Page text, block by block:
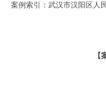
案例索引：武汉市汉阳区人
【